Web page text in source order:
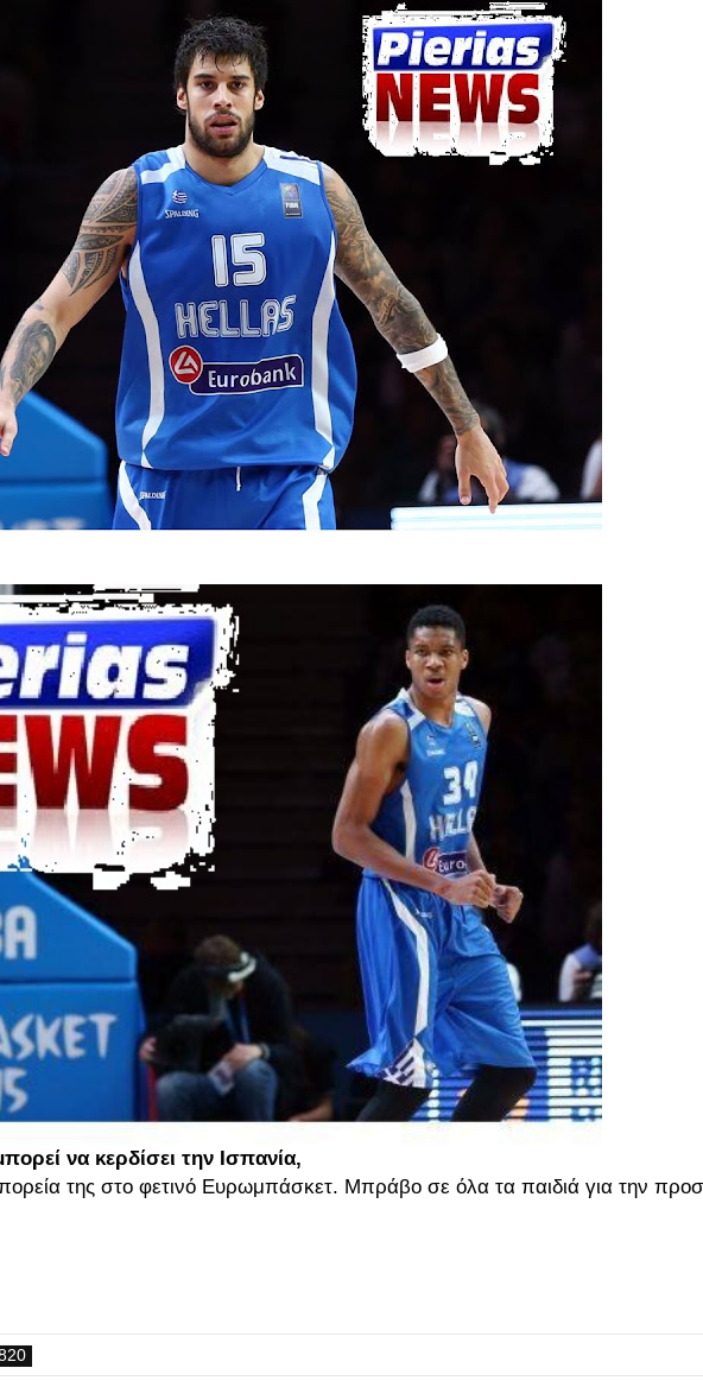
να κερδίσει την Ισπανία,
της στο φετινό Ευρωμπάσκετ. Μπράβο σε όλα τα παιδιά για την